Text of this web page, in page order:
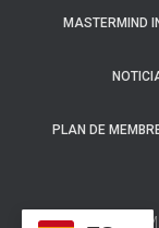
MASTERMIND
PLAN DE
Karen Gisella